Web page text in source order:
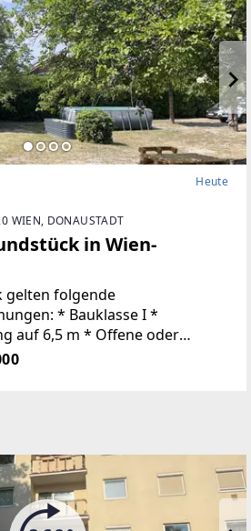
Heute
WIEN, DONAUSTADT
in Wien-
gelten folgende
I *
* Offene oder
attraktive Voraussetzungen